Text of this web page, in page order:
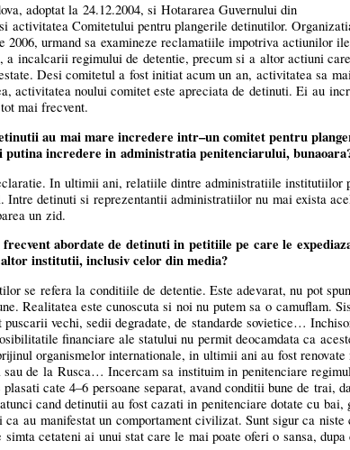
adoptat la 24.12.2004, si Hotararea Guvernului din
activitatea Comitetului pentru plangerile detinutilor.
urmand sa examineze reclamatiile impotriva actiunilor
incalcarii regimului de detentie, precum si a altor actiuni
Desi comitetul a fost initiat acum un an, activitatea sa
activitatea noului comitet este apreciata de detinuti. Ei au
mai frecvent.
au mai mare incredere intr–uncomitet pentru
incredere in administratia penitenciarului,
In ultimii ani, relatiile dintre administratiile institutiilor
Intre detinuti si reprezentantii administratiilor nu mai exista
un zid.
abordate de detinuti in petitiile pe care le
institutii, inclusiv celor din media?
se refera la conditiile de detentie. Este adevarat, nu pot
Realitatea este cunoscuta si noi nu putem sa o camuflam.
vechi, sedii degradate, de standarde sovietice…
financiare ale statului nu permit deocamdata ca
organismelor internationale, in ultimii ani au fost renovate
de la Rusca… Incercam sa instituim in penitenciare
cate 4–6 persoane separat, avand conditii bune de trai,
cand detinutii au fost cazati in penitenciare dotate cu bai,
au manifestat un comportament civilizat. Sunt sigur ca niste
cetateni ai unui stat care le mai poate oferi o sansa,